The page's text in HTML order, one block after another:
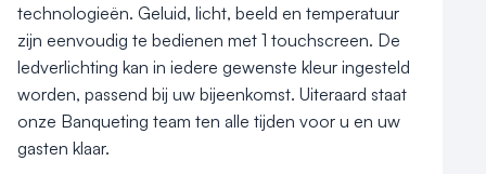
technologieën. Geluid, licht, beeld en temperatuur
zijn eenvoudig te bedienen met 1 touchscreen. De
ledverlichting kan in iedere gewenste kleur ingesteld
worden, passend bij uw bijeenkomst. Uiteraard staat
onze Banqueting team ten alle tijden voor u en uw
gasten klaar.